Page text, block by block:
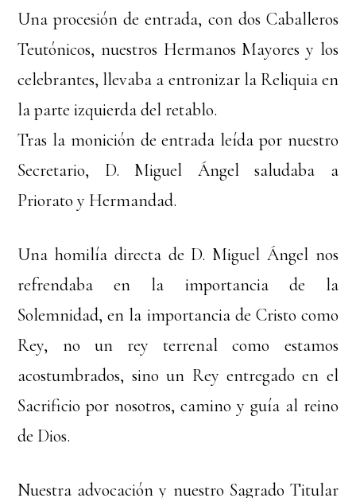
Una procesión de entrada, con dos Caballeros
Teutónicos, nuestros Hermanos Mayores y los
celebrantes, llevaba a entronizar la Reliquia en
la parte izquierda del retablo.
Tras la monición de entrada leída por nuestro
Secretario, D. Miguel Ángel saludaba a
Priorato y Hermandad.
Una homilía directa de D. Miguel Ángel nos
refrendaba en la importancia de la
Solemnidad, en la importancia de Cristo como
Rey, no un rey terrenal como estamos
acostumbrados, sino un Rey entregado en el
Sacrificio por nosotros, camino y guía al reino
de Dios.
Nuestra advocación y nuestro Sagrado Titular